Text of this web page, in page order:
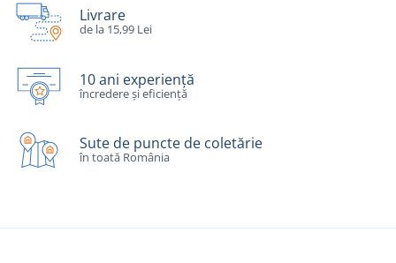
Livrare
de la 15,99 Lei
10 ani experiență
încredere și eficiență
Sute de puncte de coletărie
în toată România